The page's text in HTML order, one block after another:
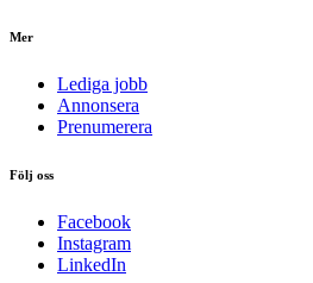
Mer
Lediga jobb
Annonsera
Prenumerera
Följ oss
Facebook
Instagram
LinkedIn